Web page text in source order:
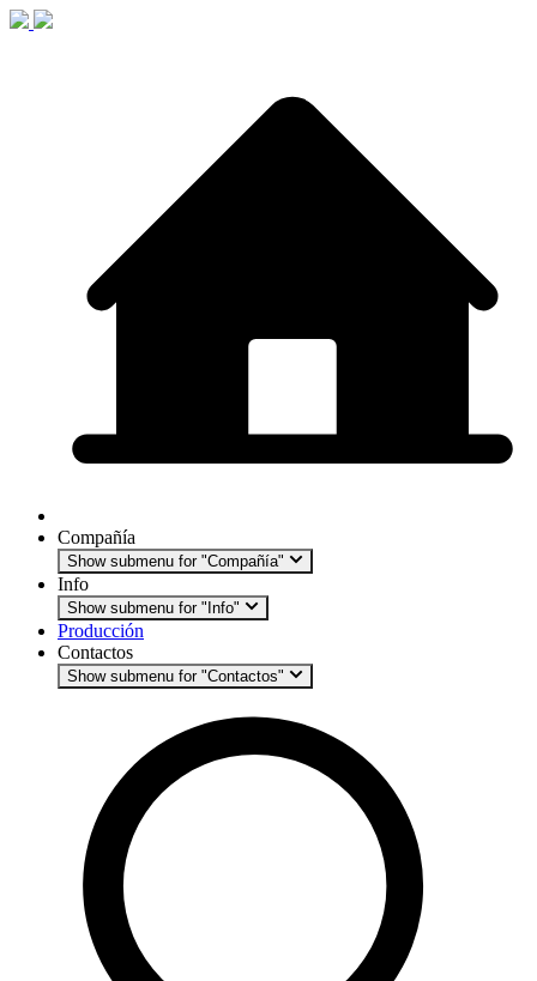
Compañía
Show submenu for "Compañía"
Info
Show submenu for "Info"
Producción
Contactos
Show submenu for "Contactos"